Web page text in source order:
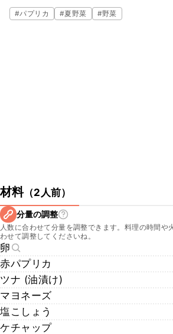
れますよ。忙しい朝などに、作ってみてくだ
#パプリカ #夏野菜 #野菜
材料（2人前）
分量の調整
人数に合わせて分量を調整できます。料理の時間や
わせて調整してくださいね。
卵
赤パプリカ
ツナ (油漬け)
マヨネーズ
塩こしょう
ケチャップ